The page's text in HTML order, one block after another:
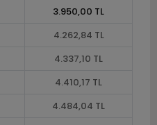
3.950,00 TL
4.262,84 TL
4.337,10 TL
4.410,17 TL
4.484,04 TL